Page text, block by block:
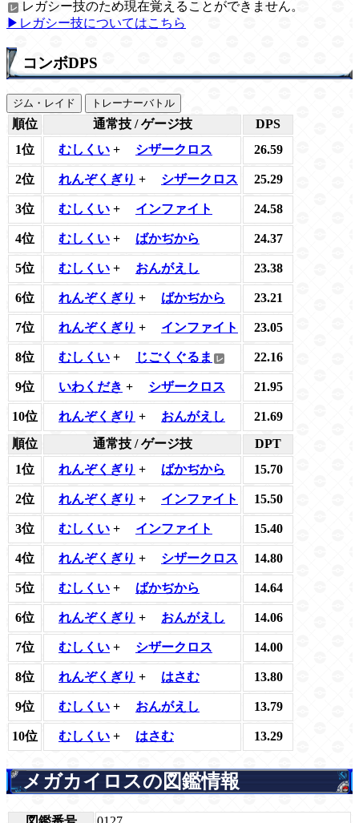
レガシー技のため現在覚えることができません。
▶レガシー技についてはこちら
コンボDPS
ジム・レイド トレーナーバトル
順位 通常技 / ゲージ技
DPS
1位
むしくい + シザークロス 26.59
2位 れんぞくぎり + シザークロス 25.29
3位 むしくい + インファイト 24.58
4位 むしくい + ばかぢから 24.37
5位 むしくい + おんがえし 23.38
6位 れんぞくぎり + ばかぢから 23.21
7位 れんぞくぎり + インファイト 23.05
8位 むしくい + じごくぐるま 22.16
9位 いわくだき + シザークロス 21.95
10位 れんぞくぎり + おんがえし
21.69
順位
通常技 / ゲージ技
DPT
1位
れんぞくぎり + ばかぢから 15.70
2位 れんぞくぎり + インファイト 15.50
3位 むしくい + インファイト 15.40
4位 れんぞくぎり + シザークロス 14.80
5位 むしくい + ばかぢから 14.64
6位 れんぞくぎり + おんがえし 14.06
7位 むしくい + シザークロス 14.00
8位 れんぞくぎり + はさむ 13.80
9位 むしくい + おんがえし 13.79
10位 むしくい + はさむ 13.29
メガカイロスの図鑑情報